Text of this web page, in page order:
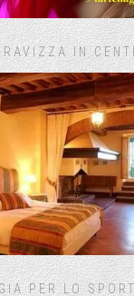
IN
PER LO SPORT